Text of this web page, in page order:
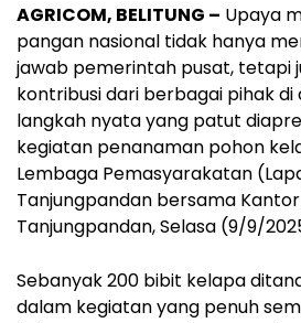
AGRICOM, BELITUNG – Upaya
pangan nasional tidak hanya
jawab pemerintah pusat, tetapi
kontribusi dari berbagai pihak di
langkah nyata yang patut
kegiatan penanaman pohon
Lembaga Pemasyarakatan
Tanjungpandan bersama Kantor
Tanjungpandan, Selasa (9/9/
Sebanyak 200 bibit kelapa
dalam kegiatan yang penuh